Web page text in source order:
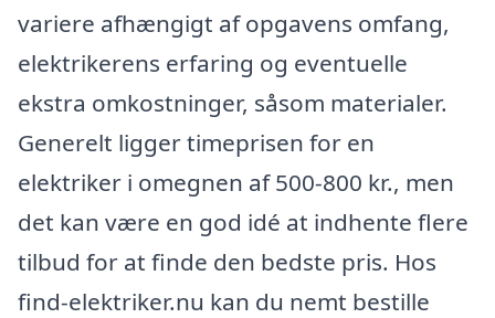
variere afhængigt af opgavens omfang,
elektrikerens erfaring og eventuelle
ekstra omkostninger, såsom materialer.
Generelt ligger timeprisen for en
elektriker i omegnen af 500-800 kr., men
det kan være en god idé at indhente flere
tilbud for at finde den bedste pris. Hos
find-elektriker.nu kan du nemt bestille